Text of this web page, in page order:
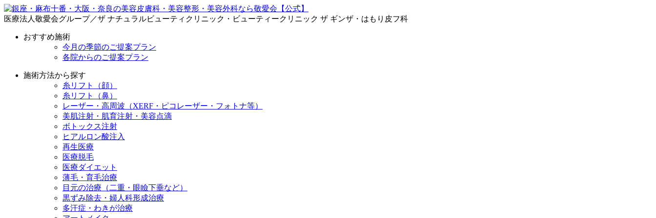
医療法人敬愛会グループ／ザ ナチュラルビューティクリニック・ビューティークリニック ザ ギンザ・はもり皮フ科
おすすめ施術
今月の季節のご提案プラン
各院からのご提案プラン
施術方法から探す
糸リフト（顔）
糸リフト（鼻）
レーザー・高周波（XERF・ピコレーザー・フォトナ等）
美肌注射・肌育注射・美容点滴
ボトックス注射
ヒアルロン酸注入
再生医療
医療脱毛
医療ダイエット
薄毛・育毛治療
目元の治療（二重・眼瞼下垂など）
黒ずみ除去・婦人科形成治療
多汗症・わきが治療